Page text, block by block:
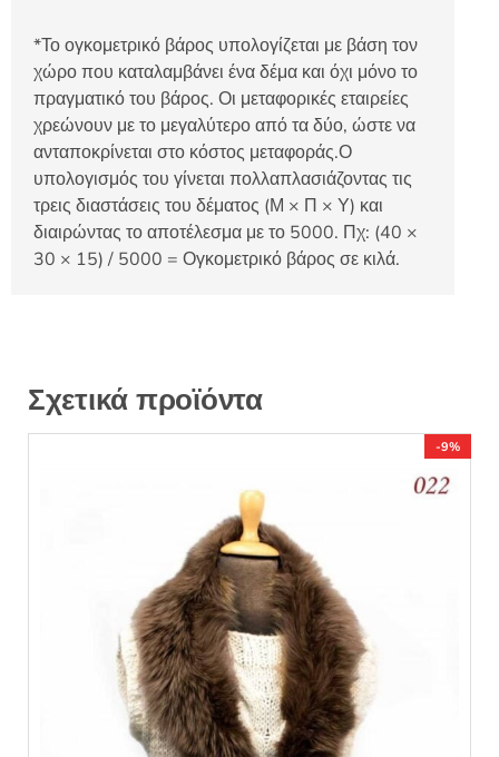
*Το ογκομετρικό βάρος υπολογίζεται με βάση τον
χώρο που καταλαμβάνει ένα δέμα και όχι μόνο το
πραγματικό του βάρος. Οι μεταφορικές εταιρείες
χρεώνουν με το μεγαλύτερο από τα δύο, ώστε να
ανταποκρίνεται στο κόστος μεταφοράς.Ο
υπολογισμός του γίνεται πολλαπλασιάζοντας τις
τρεις διαστάσεις του δέματος (Μ × Π × Υ) και
διαιρώντας το αποτέλεσμα με το 5000. Πχ: (40 ×
30 × 15) / 5000 = Ογκομετρικό βάρος σε κιλά.
Σχετικά προϊόντα
-9%